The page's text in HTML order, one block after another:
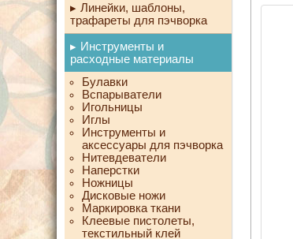
Линейки, шаблоны,
трафареты для пэчворка
Инструменты и
расходные материалы
Булавки
Вспарыватели
Игольницы
Иглы
Инструменты и
аксессуары для пэчворка
Нитевдеватели
Наперстки
Ножницы
Дисковые ножи
Маркировка ткани
Клеевые пистолеты,
текстильный клей